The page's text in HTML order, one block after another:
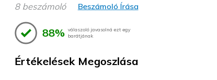
8 beszámoló Beszámoló Írása
88% válaszoló javasolná ezt egy
barátjának
Értékelések Megoszlása